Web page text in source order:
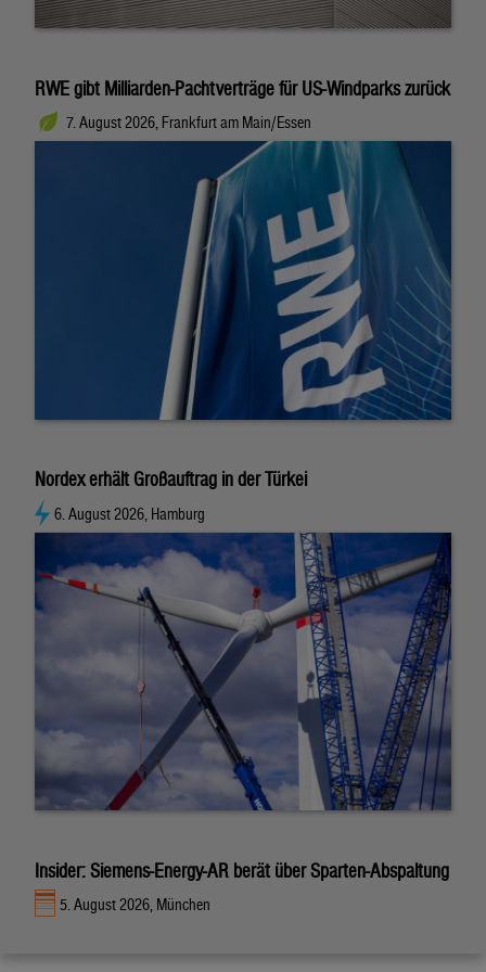
RWE gibt Milliarden-Pachtverträge für US-Windparks zurück
7. August 2026, Frankfurt am Main/Essen
Nordex erhält Großauftrag in der Türkei
6. August 2026, Hamburg
Insider: Siemens-Energy-AR berät über Sparten-Abspaltung
5. August 2026, München